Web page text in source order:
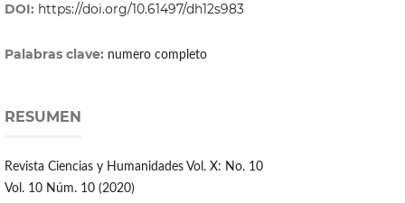
DOI: https://doi.org/10.61497/dh12s983
Palabras clave: numero completo
RESUMEN
Revista Ciencias y Humanidades Vol. X: No. 10
Vol. 10 Núm. 10 (2020)